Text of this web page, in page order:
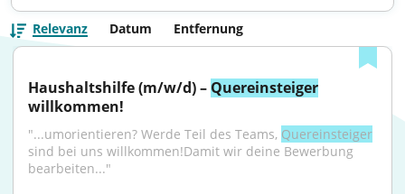
Relevanz Datum Entfernung
Haushaltshilfe (m/w/d) – Quereinsteiger
willkommen!
"...umorientieren? Werde Teil des Teams, Quereinsteiger
sind bei uns willkommen!Damit wir deine Bewerbung
bearbeiten..."